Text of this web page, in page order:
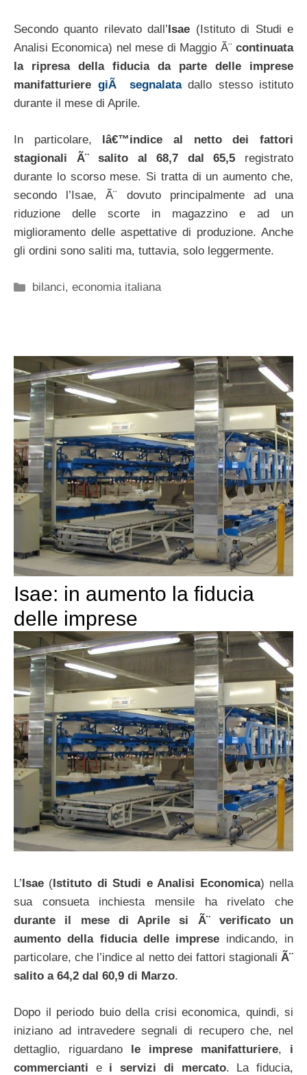
Secondo quanto rilevato dall’ Isae (Istituto di Studi e
Analisi Economica) nel mese di Maggio Ã¨ continuata
la ripresa della fiducia da parte delle imprese
manifatturiere giÃ segnalatadallo stesso istituto
durante il mese di Aprile.
In particolare, lâ€™indice al netto dei fattori
stagionali Ã¨ salito al 68,7 dal 65,5 registrato
durante lo scorso mese. Si tratta di un aumento che,
secondo l’Isae, Ã¨ dovuto principalmente ad una
riduzione delle scorte in magazzino e ad un
miglioramento delle aspettative di produzione. Anche
gli ordini sono saliti ma, tuttavia, solo leggermente.
Categorie
bilanci,economia italiana
Isae: in aumento la fiducia
delle imprese
L’ Isae ( Istituto di Studi e Analisi Economica) nella
sua consueta inchiesta mensile ha rivelato che
durante il mese di Aprile si Ã¨ verificato un
aumento della fiducia delle imprese indicando, in
particolare, che l’indice al netto dei fattori stagionali Ã¨
salito a 64,2 dal 60,9 di Marzo.
Dopo il periodo buio della crisi economica, quindi, si
iniziano ad intravedere segnali di recupero che, nel
dettaglio, riguardano le imprese manifatturiere, i
commercianti e i servizi di mercato. La fiducia,